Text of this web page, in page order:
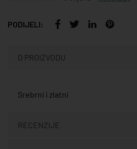
PODIJELI:
O PROIZVODU
Srebrni i zlatni
RECENZIJE